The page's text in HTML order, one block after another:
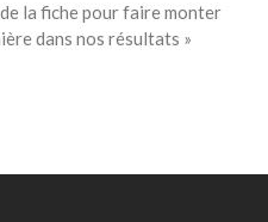
la fiche pour faire monter
dans nos résultats »